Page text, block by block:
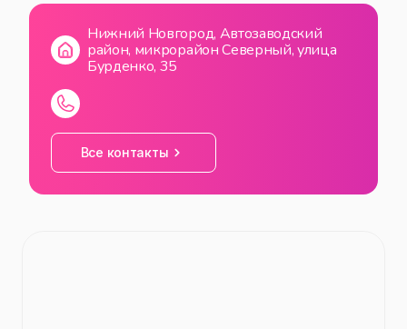
Нижний Новгород, Автозаводский
район, микрорайон Северный, улица
Бурденко, 35
Все контакты